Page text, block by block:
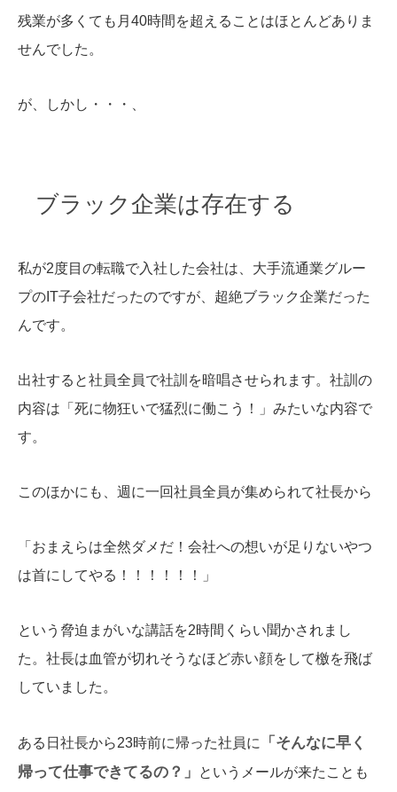
残業が多くても月40時間を超えることはほとんどありま
せんでした。
が、しかし・・・、
ブラック企業は存在する
私が2度目の転職で入社した会社は、大手流通業グルー
プのIT子会社だったのですが、超絶ブラック企業だった
んです。
出社すると社員全員で社訓を暗唱させられます。社訓の
内容は「死に物狂いで猛烈に働こう！」みたいな内容で
す。
このほかにも、週に一回社員全員が集められて社長から
「おまえらは全然ダメだ！会社への想いが足りないやつ
は首にしてやる！！！！！！」
という脅迫まがいな講話を2時間くらい聞かされまし
た。社長は血管が切れそうなほど赤い顔をして檄を飛ば
していました。
ある日社長から23時前に帰った社員に
「そんなに早く
帰って仕事できてるの？」
というメールが来たことも